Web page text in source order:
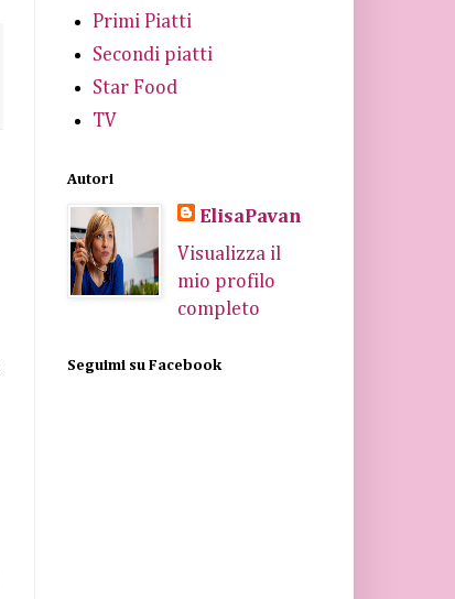
Primi Piatti
Secondi piatti
Star Food
TV
Autori
ElisaPavan
Visualizza il
mio profilo
completo
Seguimi su Facebook